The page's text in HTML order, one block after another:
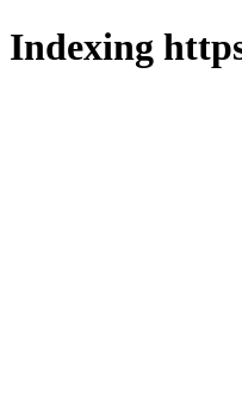
Indexing